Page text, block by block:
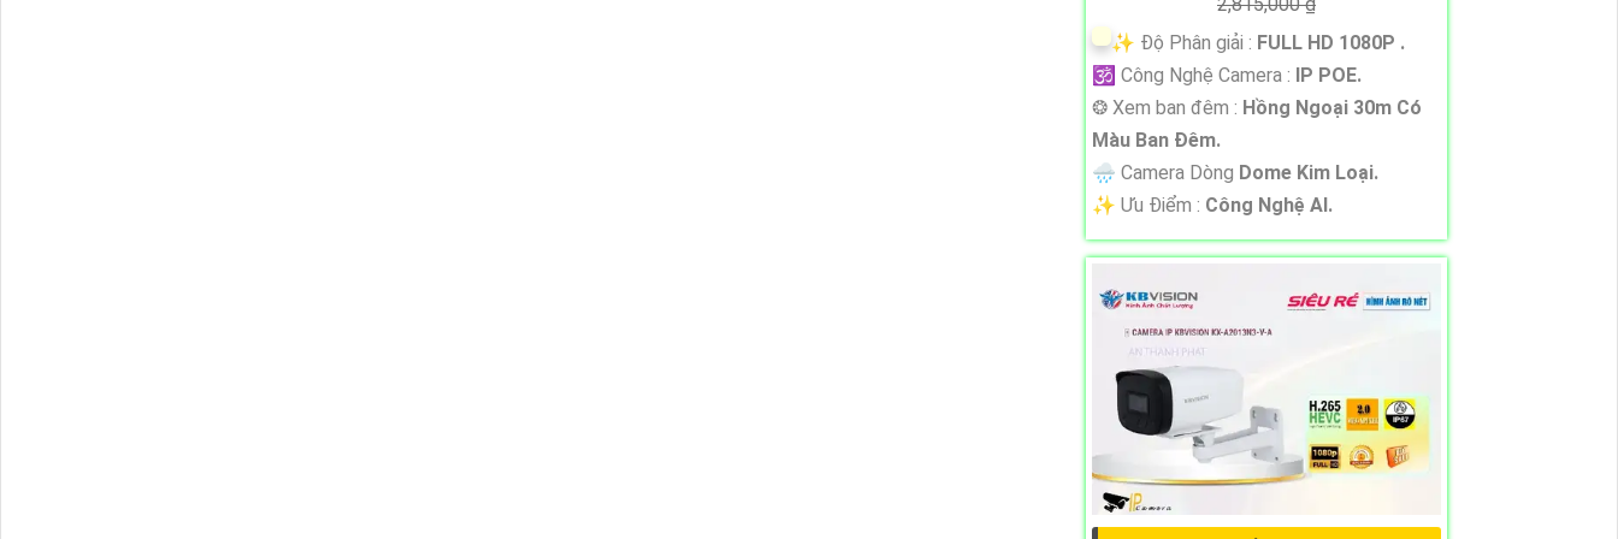
✨ Độ Phân giải : FULL HD 1080P .
🕉️ Công Nghệ Camera : IP POE.
❂ Xem ban đêm : Hồng Ngoại 30m Có
Màu Ban Đêm.
🌧️ Camera Dòng Dome Kim Loại.
️✨ Ưu Điểm : Công Nghệ AI.